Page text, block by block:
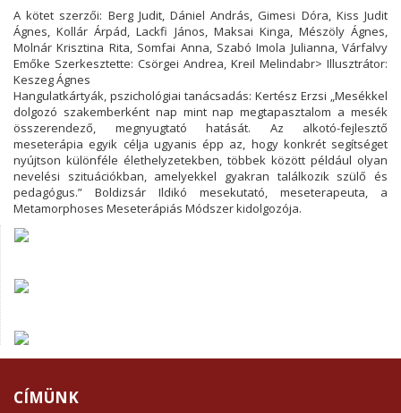
A kötet szerzői: Berg Judit, Dániel András, Gimesi Dóra, Kiss Judit
Ágnes, Kollár Árpád, Lackfi János, Maksai Kinga, Mészöly Ágnes,
Molnár Krisztina Rita, Somfai Anna, Szabó Imola Julianna, Várfalvy
Emőke Szerkesztette: Csörgei Andrea, Kreil Melindabr> Illusztrátor:
Keszeg Ágnes
Hangulatkártyák, pszichológiai tanácsadás: Kertész Erzsi „Mesékkel
dolgozó szakemberként nap mint nap megtapasztalom a mesék
összerendező, megnyugtató hatását. Az alkotó-fejlesztő
meseterápia egyik célja ugyanis épp az, hogy konkrét segítséget
nyújtson különféle élethelyzetekben, többek között például olyan
nevelési szituációkban, amelyekkel gyakran találkozik szülő és
pedagógus.” Boldizsár Ildikó mesekutató, meseterapeuta, a
Metamorphoses Meseterápiás Módszer kidolgozója.
CÍMÜNK